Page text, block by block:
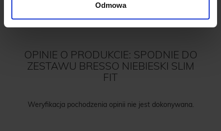
Odmowa
OPINIE O PRODUKCIE: SPODNIE DO
ZESTAWU BRESSO NIEBIESKI SLIM
FIT
Weryfikacja pochodzenia opinii nie jest dokonywana.